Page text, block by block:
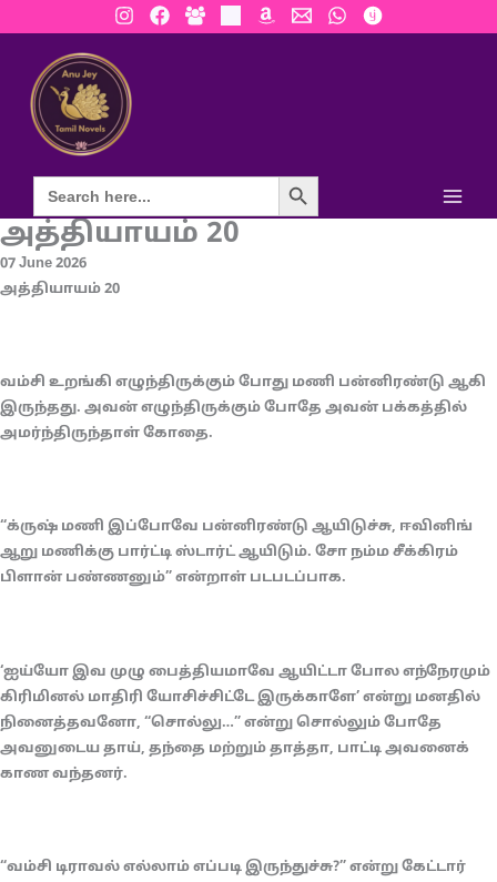
to
content
Search Button
அத்தியாயம் 20
07 June 2026
அத்தியாயம் 20
வம்சி உறங்கி எழுந்திருக்கும் போது மணி பன்னிரண்டு ஆகி
இருந்தது. அவன் எழுந்திருக்கும் போதே அவன் பக்கத்தில்
அமர்ந்திருந்தாள் கோதை.
“க்ருஷ் மணி இப்போவே பன்னிரண்டு ஆயிடுச்சு, ஈவினிங்
ஆறு மணிக்கு பார்ட்டி ஸ்டார்ட் ஆயிடும். சோ நம்ம சீக்கிரம்
பிளான் பண்ணனும்” என்றாள் படபடப்பாக.
‘ஐய்யோ இவ முழு பைத்தியமாவே ஆயிட்டா போல எந்நேரமும்
கிரிமினல் மாதிரி யோசிச்சிட்டே இருக்காளே’ என்று மனதில்
நினைத்தவனோ, “சொல்லு…” என்று சொல்லும் போதே
அவனுடைய தாய், தந்தை மற்றும் தாத்தா, பாட்டி அவனைக்
காண வந்தனர்.
“வம்சி டிராவல் எல்லாம் எப்படி இருந்துச்சு?” என்று கேட்டார்